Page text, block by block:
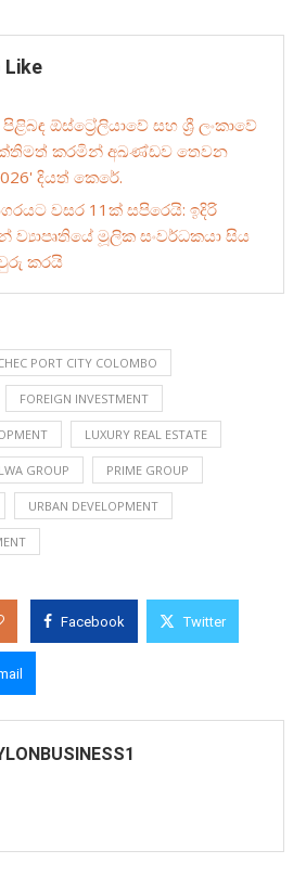
Like
ඕස්ට්‍රේලියාවේ සහ ශ්‍රී ලංකාවේ
කරමින් අඛණ්ඩව තෙවන
දියත් කෙරේ.
වසර 11ක් සපිරෙයි: ඉදිරි
ව්‍යාපෘතියේ මූලික සංවර්ධකයා සිය
කරයි
PORT CITY COLOMBO
FOREIGN INVESTMENT
LUXURY REAL ESTATE
GROUP PRIME GROUP
URBAN DEVELOPMENT
Facebook Twitter